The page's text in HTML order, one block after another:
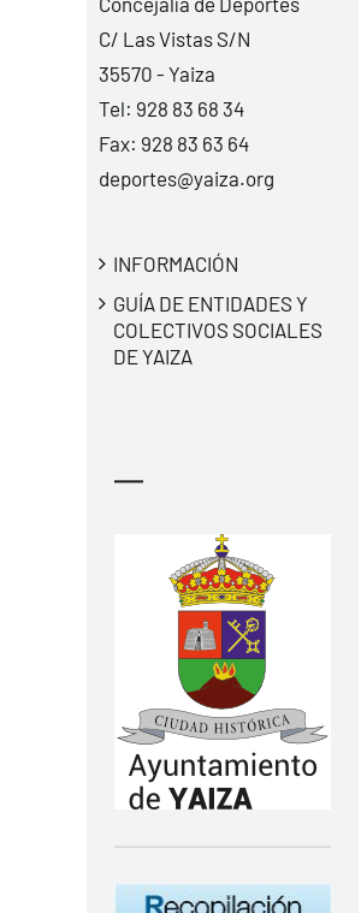
C/ Las Vistas S/N
35570 - Yaiza
Tel: 928 83 68 34
Fax: 928 83 63 64
deportes@yaiza.org
INFORMACIÓN
GUÍA DE ENTIDADES Y
COLECTIVOS SOCIALES
DE YAIZA
—